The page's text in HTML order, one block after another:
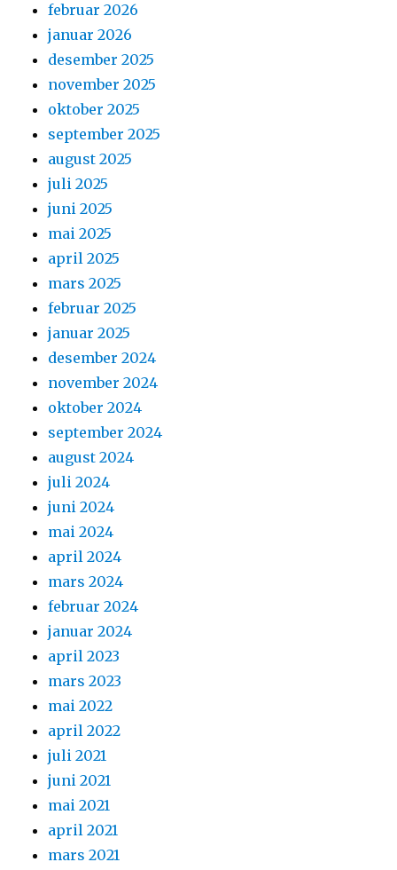
februar 2026
januar 2026
desember 2025
november 2025
oktober 2025
september 2025
august 2025
juli 2025
juni 2025
mai 2025
april 2025
mars 2025
februar 2025
januar 2025
desember 2024
november 2024
oktober 2024
september 2024
august 2024
juli 2024
juni 2024
mai 2024
april 2024
mars 2024
februar 2024
januar 2024
april 2023
mars 2023
mai 2022
april 2022
juli 2021
juni 2021
mai 2021
april 2021
mars 2021